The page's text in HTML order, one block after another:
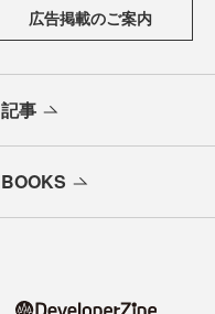
広告掲載のご案内
記事
BOOKS